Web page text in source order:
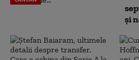
și